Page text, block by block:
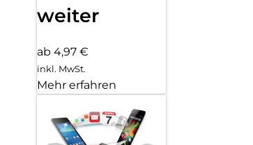
weiter
ab 4,97 €
inkl. MwSt.
Mehr erfahren